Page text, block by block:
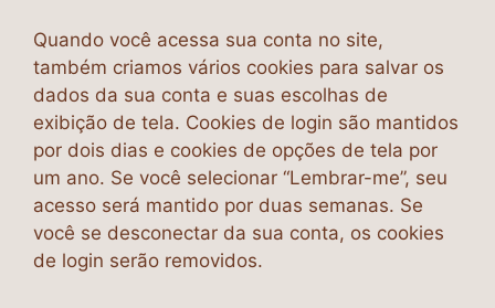
Quando você acessa sua conta no site,
também criamos vários cookies para salvar os
dados da sua conta e suas escolhas de
exibição de tela. Cookies de login são mantidos
por dois dias e cookies de opções de tela por
um ano. Se você selecionar “Lembrar-me”, seu
acesso será mantido por duas semanas. Se
você se desconectar da sua conta, os cookies
de login serão removidos.